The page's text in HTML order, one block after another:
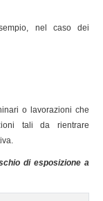
nel caso dei
o lavorazioni che
tali da rientrare
di esposizione a